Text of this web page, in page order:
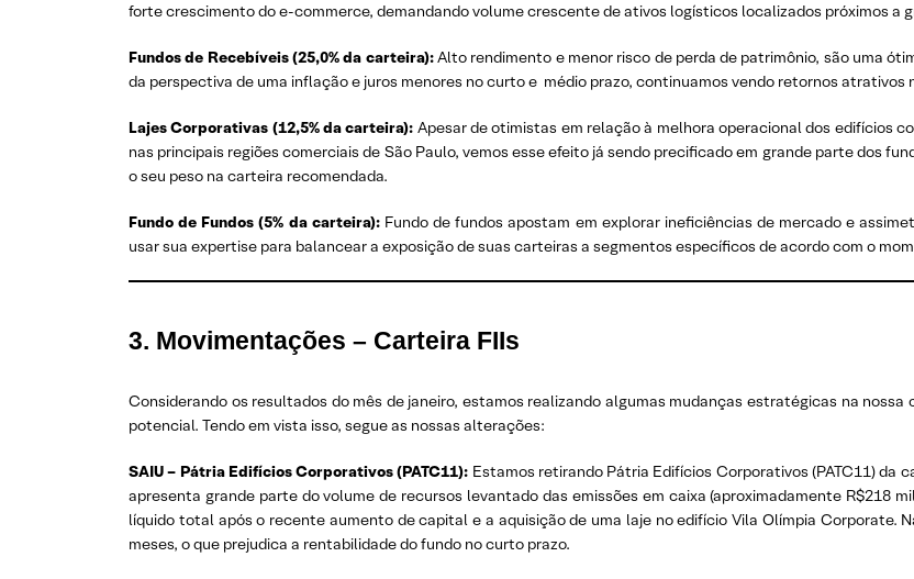
forte crescimento do e-commerce, demandando volume crescente de ativos logísticos localizados próximos a
Fundos de Recebíveis (25,0% da carteira):Alto rendimento e menor risco de perda de patrimônio, são uma
da perspectiva de uma inflação e juros menores no curto e médio prazo, continuamos vendo retornos atrativos
Lajes Corporativas (12,5% da carteira): Apesar de otimistas em relação à melhora operacional dos edifícios
nas principais regiões comerciais de São Paulo, vemos esse efeito já sendo precificado em grande parte dos
o seu peso na carteira recomendada.
Fundo de Fundos (5% da carteira): Fundo de fundos apostam em explorar ineficiências de mercado e
usar sua expertise para balancear a exposição de suas carteiras a segmentos específicos de acordo com o
3. Movimentações – Carteira FIIs
Considerando os resultados do mês de janeiro, estamos realizando algumas mudanças estratégicas na
potencial. Tendo em vista isso, segue as nossas alterações:
SAIU – Pátria Edifícios Corporativos (PATC11): Estamos retirando Pátria Edifícios Corporativos (PATC11) da
apresenta grande parte do volume de recursos levantado das emissões em caixa (aproximadamente R$218
líquido total após o recente aumento de capital e a aquisição de uma laje no edifício Vila Olímpia Corporate.
meses, o que prejudica a rentabilidade do fundo no curto prazo.